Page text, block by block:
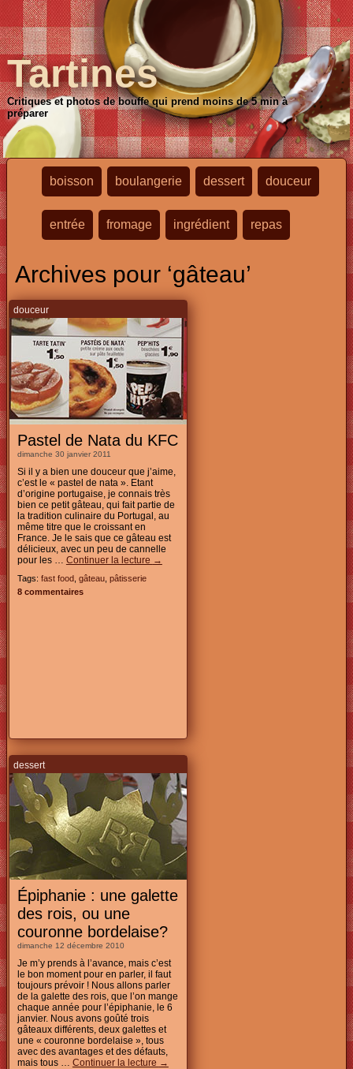
Tartines
Critiques et photos de bouffe qui prend moins de 5 min à
préparer
boisson boulangerie dessert douceur
entrée fromage ingrédient repas
Archives pour ‘gâteau’
douceur
Pastel de Nata du KFC
dimanche 30 janvier 2011
Si il y a bien une douceur que j’aime,
c’est le « pastel de nata ». Etant
d’origine portugaise, je connais très
bien ce petit gâteau, qui fait partie de
la tradition culinaire du Portugal, au
même titre que le croissant en
France. Je le sais que ce gâteau est
délicieux, avec un peu de cannelle
pour les … Continuer la lecture →
Tags: fast food, gâteau, pâtisserie
8 commentaires
dessert
Épiphanie : une galette
des rois, ou une
couronne bordelaise?
dimanche 12 décembre 2010
Je m’y prends à l’avance, mais c’est
le bon moment pour en parler, il faut
toujours prévoir ! Nous allons parler
de la galette des rois, que l’on mange
chaque année pour l’épiphanie, le 6
janvier. Nous avons goûté trois
gâteaux différents, deux galettes et
une « couronne bordelaise », tous
avec des avantages et des défauts,
mais tous … Continuer la lecture →